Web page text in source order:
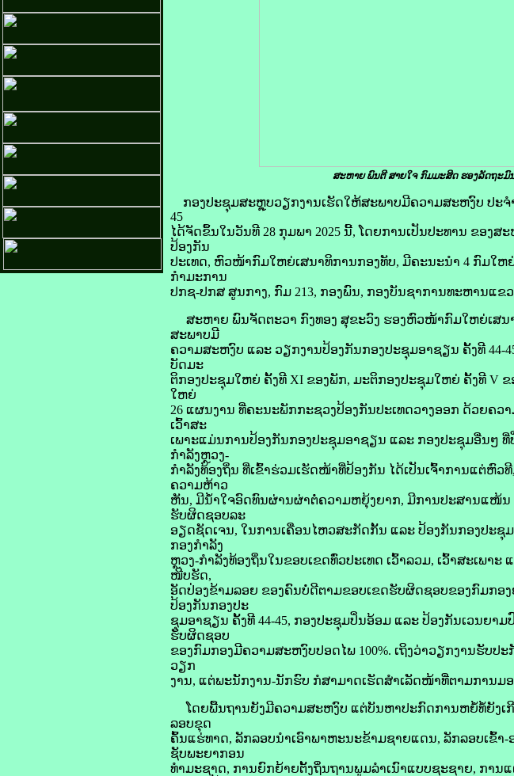
ສະຫາຍ ພົນຕີ ສາຍໃຈ ກົມມະສິດ ຮອງລັດຖະມົ
ກອງປະຊຸມສະຫຼຸບວຽກງານເຮັດໃຫ້ສະພາບມີຄວາມສະຫງົບ ປະຈ
45
ໄດ້ຈັດຂຶ້ນໃນວັນທີ 28 ກຸມພາ 2025 ນີ້, ໂດຍການເປັນປະທານ ຂອງ
ປ້ອງກັນ
ປະເທດ, ຫົວໜ້າກົມໃຫຍ່ເສນາທິການກອງທັບ, ມີຄະນະນໍາ 4 ກົມໃ
ກຳມະການ
ປກຊ-ປກສ ສູນກາງ, ກົມ 213, ກອງພົນ, ກອງບັນຊາການທະຫານແຂ
ສະຫາຍ ພົນຈັດຕະວາ ກົງທອງ ສຸຂະວົງ ຮອງຫົວໜ້າກົມໃຫຍ່ເສນ
ສະພາບມີ
ຄວາມສະຫງົບ ແລະ ວຽກງານປ້ອງກັນກອງປະຊຸມອາຊຽນ ຄັ້ງທີ 44-
ບັດມະ
ຕິກອງປະຊຸມໃຫຍ່ ຄັ້ງທີ XI ຂອງພັກ, ມະຕິກອງປະຊຸມໃຫຍ່ ຄັ້ງທີ V
ໃຫຍ່
26 ແຜນງານ ທີ່ຄະນະພັກກະຊວງປ້ອງກັນປະເທດວາງອອກ ດ້ວຍຄ
ເວົ້າສະ
ເພາະແມ່ນການປ້ອງກັນກອງປະຊຸມອາຊຽນ ແລະ ກອງປະຊຸມອື່ນໆ
ກຳລັງຫຼວງ-
ກໍາລັງທ້ອງຖິ່ນ ທີ່ເຂົ້າຮ່ວມເຮັດໜ້າທີ່ປ້ອງກັນ ໄດ້ເປັນເຈົ້າການແຕ່ຫົ
ຄວາມຫ້າວ
ຫັນ, ມີນໍ້າໃຈອົດທົນຜ່ານຜ່າຕໍ່ຄວາມຫຍຸ້ງຍາກ, ມີການປະສານແໜ້ນ
ຮັບຜິດຊອບລະ
ອຽດຊັດເຈນ, ໃນການເຄື່ອນໄຫວສະກັດກັ້ນ ແລະ ປ້ອງກັນກອງປ
ກອງກຳລັງ
ຫຼວງ-ກຳລັງທ້ອງຖິ່ນໃນຂອບເຂດທົ່ວປະເທດ ເວົ້າລວມ, ເວົ້າສະເພາ
ໜີບຮັດ,
ອັດປ່ອງຂ້າມລອຍ ຂອງຄົນບໍ່ດີຕາມຂອບເຂດຮັບຜິດຊອບຂອງກົມກອງ
ປ້ອງກັນກອງປະ
ຊຸມອາຊຽນ ຄັ້ງທີ 44-45, ກອງປະຊຸມປິ່ນອ້ອມ ແລະ ປ້ອງກັນເວນຍາ
ຮັບຜິດຊອບ
ຂອງກົມກອງມີຄວາມສະຫງົບປອດໄພ 100%. ເຖິງວ່າວຽກງານຮັບ
ວຽກ
ງານ, ແຕ່ພະນັກງານ-ນັກຮົບ ກໍສາມາດເຮັດສຳເລັດໜ້າທີ່ຕາມການມ
ໂດຍພື້ນຖານຍັງມີຄວາມສະຫງົບ ແຕ່ບັນຫາປະກົດການຫຍໍ້ທໍ້ຍັງເກີ
ລອບຂຸດ
ຄົ້ນແຮ່ທາດ, ລັກລອບນຳເອົາພາຫະນະຂ້າມຊາຍແດນ, ລັກລອບເຂົ້
ຊັບພະຍາກອນ
ທຳມະຊາດ, ການຍົກຍ້າຍຕັ້ງຖິ່ນຖານພູມລຳເນົາແບບຊະຊາຍ, ການ